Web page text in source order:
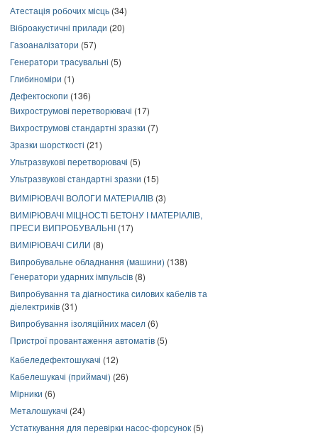
Атестація робочих місць (34)
Віброакустичні прилади (20)
Газоаналізатори (57)
Генератори трасувальні (5)
Глибиноміри (1)
Дефектоскопи (136)
Вихрострумові перетворювачі (17)
Вихрострумові стандартні зразки (7)
Зразки шорсткості (21)
Ультразвукові перетворювачі (5)
Ультразвукові стандартні зразки (15)
ВИМІРЮВАЧІ ВОЛОГИ МАТЕРІАЛІВ (3)
ВИМІРЮВАЧІ МІЦНОСТІ БЕТОНУ І МАТЕРІАЛІВ,
ПРЕСИ ВИПРОБУВАЛЬНІ (17)
ВИМІРЮВАЧІ СИЛИ (8)
Випробувальне обладнання (машини) (138)
Генератори ударних імпульсів (8)
Випробування та діагностика силових кабелів та
діелектриків (31)
Випробування ізоляційних масел (6)
Пристрої провантаження автоматів (5)
Кабеледефектошукачі (12)
Кабелешукачі (приймачі) (26)
Мірники (6)
Металошукачі (24)
Устаткування для перевірки насос-форсунок (5)